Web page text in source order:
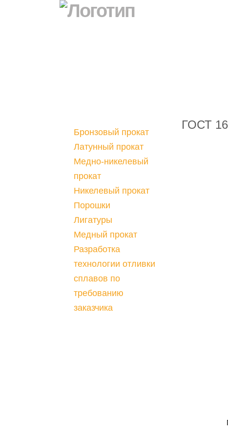
Бронзовый прокат
Латунный прокат
Медно-никелевый
прокат
Никелевый прокат
Порошки
Лигатуры
Медный прокат
Разработка
технологии отливки
сплавов по
требованию
заказчика
ГОСТ